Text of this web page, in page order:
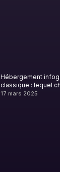
Hébergement
classique : lequel
17 mars 2025